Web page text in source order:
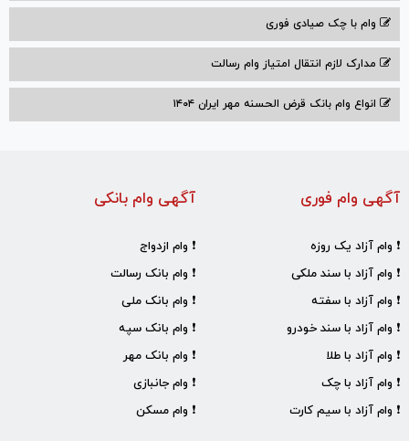
وام با‌ چک صیادی‌ فوری
مدارک لازم انتقال امتیاز وام رسالت
انواع وام بانک قرض الحسنه مهر ایران ۱۴۰۴
آگهی وام بانکی
❗ وام ازدواج
❗ وام بانک رسالت
❗ وام بانک ملی
❗ وام بانک سپه
❗ وام بانک مهر
❗ وام جانبازی
❗ وام مسکن
آگهی وام فوری
❗ وام آزاد یک روزه
❗ وام آزاد با سند ملکی
❗ وام آزاد با سفته
❗ وام آزاد با سند خودرو
❗ وام آزاد با طلا
❗ وام آزاد با چک
❗ وام آزاد با سیم کارت